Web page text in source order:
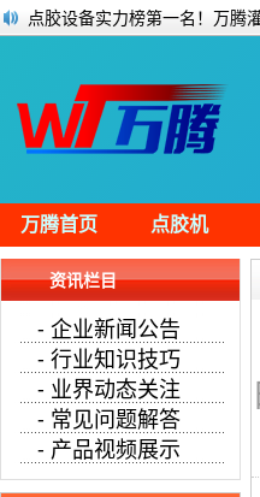
点胶设备实力榜第一名！万腾
点胶上围条刮边除泡一体机生
电子产品点胶加工和灌胶加工
硅酸凝胶和硅胶是同一种物质吗
万腾侧位式流水线划胶机展示视
LED装饰灯全自动灌胶
万腾首页 点胶机
资讯栏目
- 企业新闻公告
- 行业知识技巧
- 业界动态关注
- 常见问题解答
- 产品视频展示